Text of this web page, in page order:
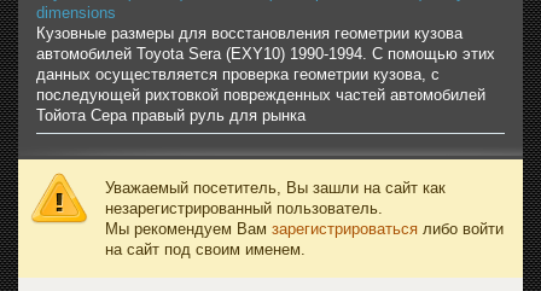
dimensions
Кузовные размеры для восстановления геометрии кузова
автомобилей Toyota Sera (EXY10) 1990-1994. С помощью этих
данных осуществляется проверка геометрии кузова, с
последующей рихтовкой поврежденных частей автомобилей
Тойота Сера правый руль для рынка
Уважаемый посетитель, Вы зашли на сайт как
незарегистрированный пользователь.
Мы рекомендуем Вам зарегистрироваться либо войти
на сайт под своим именем.